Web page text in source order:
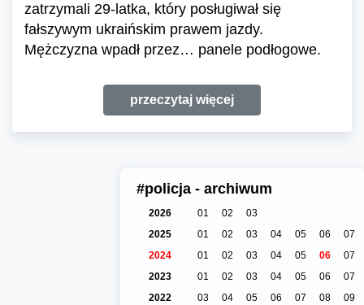
zatrzymali 29-latka, który posługiwał się
fałszywym ukraińskim prawem jazdy.
Mężczyzna wpadł przez… panele podłogowe.
przeczytaj więcej
#policja - archiwum
2026 01 02
03
2025
01 02 03 04 05 06
07
2024
01 02 03 04 05 06
07
2023
01 02 03 04 05 06
07
2022
03 04 05 06 07 08 09